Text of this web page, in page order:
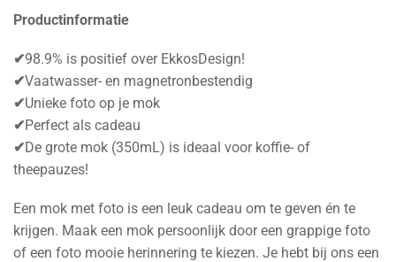
Productinformatie
✔98.9% is positief over EkkosDesign!
✔Vaatwasser- en magnetronbestendig
✔Unieke foto op je mok
✔Perfect als cadeau
✔De grote mok (350mL) is ideaal voor koffie- of
theepauzes!
Een mok met foto is een leuk cadeau om te geven én te
krijgen. Maak een mok persoonlijk door een grappige foto
of een foto mooie herinnering te kiezen. Je hebt bij ons een